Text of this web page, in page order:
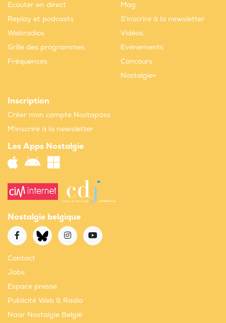
Ecouter en direct
Replay et podcasts
Webradios
Grille des programmes
Fréquences
Mag
S'inscrire à la newsletter
Vidéos
Evènements
Concours
Nostalgie+
Inscription
Créer mon compte Nostapass
M'inscrire à la newsletter
Les Apps Nostalgie
Nostalgie belgique
Contact
Jobs
Espace presse
Publicité Web & Radio
Naar Nostalgie België